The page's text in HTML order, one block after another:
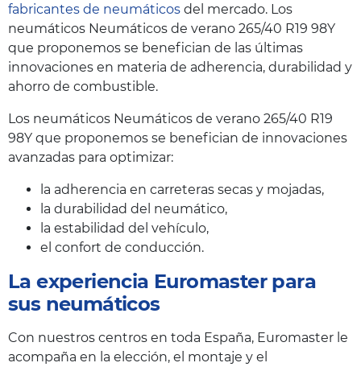
fabricantes de neumáticos del mercado. Los
neumáticos Neumáticos de verano 265/40 R19 98Y
que proponemos se benefician de las últimas
innovaciones en materia de adherencia, durabilidad y
ahorro de combustible.
Los neumáticos Neumáticos de verano 265/40 R19
98Y que proponemos se benefician de innovaciones
avanzadas para optimizar:
la adherencia en carreteras secas y mojadas,
la durabilidad del neumático,
la estabilidad del vehículo,
el confort de conducción.
La experiencia Euromaster para
sus neumáticos
Con nuestros centros en toda España, Euromaster le
acompaña en la elección, el montaje y el